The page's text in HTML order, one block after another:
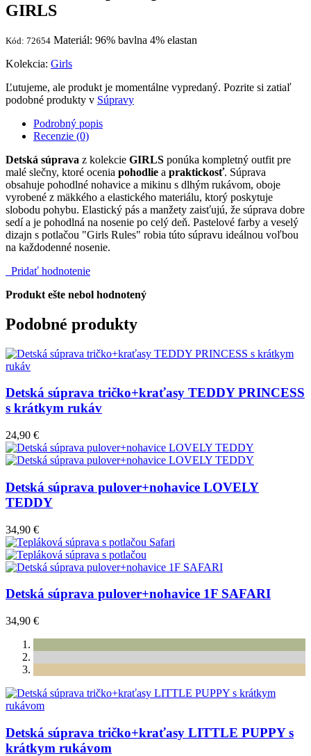
GIRLS
Kód: 72654 Materiál: 96% bavlna 4% elastan
Kolekcia: Girls
Ľutujeme, ale produkt je momentálne vypredaný. Pozrite si zatiaľ
podobné produkty v Súpravy
Podrobný popis
Recenzie (0)
Detská súprava z kolekcie GIRLS ponúka kompletný outfit pre
malé slečny, ktoré ocenia pohodlie a praktickosť. Súprava
obsahuje pohodlné nohavice a mikinu s dlhým rukávom, oboje
vyrobené z mäkkého a elastického materiálu, ktorý poskytuje
slobodu pohybu. Elastický pás a manžety zaisťujú, že súprava dobre
sedí a je pohodlná na nosenie po celý deň. Pastelové farby a veselý
dizajn s potlačou "Girls Rules" robia túto súpravu ideálnou voľbou
na každodenné nosenie.
Pridať hodnotenie
Produkt ešte nebol hodnotený
Podobné produkty
Detská súprava tričko+kraťasy TEDDY PRINCESS
s krátkym rukáv
24,90 €
Detská súprava pulover+nohavice LOVELY
TEDDY
34,90 €
Detská súprava pulover+nohavice 1F SAFARI
34,90 €
Detská súprava tričko+kraťasy LITTLE PUPPY s
krátkym rukávom